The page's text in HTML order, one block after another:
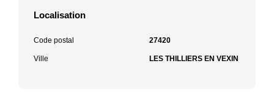
Localisation
Code postal 27420
Ville LES THILLIERS EN VEXIN